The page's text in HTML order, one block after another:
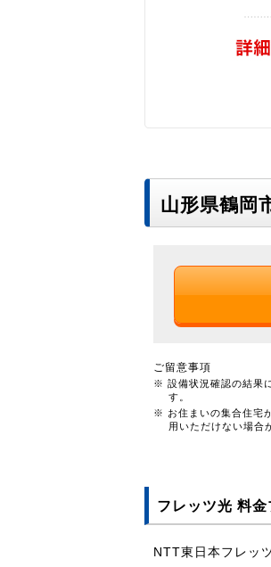
山形県鶴岡
ご留意事項
※ 設備状況確認の結果
す。
※ お住まいの集合住宅
用いただけない場合
フレッツ光 料金
NTT東日本フレッ